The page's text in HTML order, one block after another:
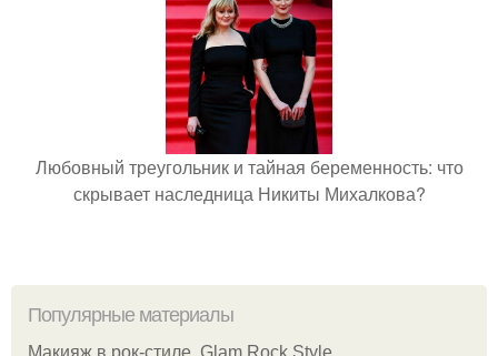
Любовный треугольник и тайная беременность: что
скрывает наследница Никиты Михалкова?
Популярные материалы
Макияж в рок-стиле. Glam Rock Style.